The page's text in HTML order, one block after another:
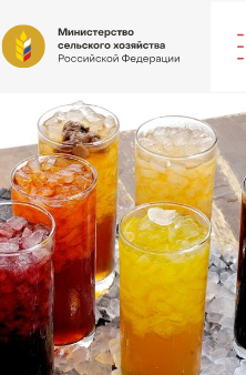
Министерство
сельского
хозяйства
Федерации